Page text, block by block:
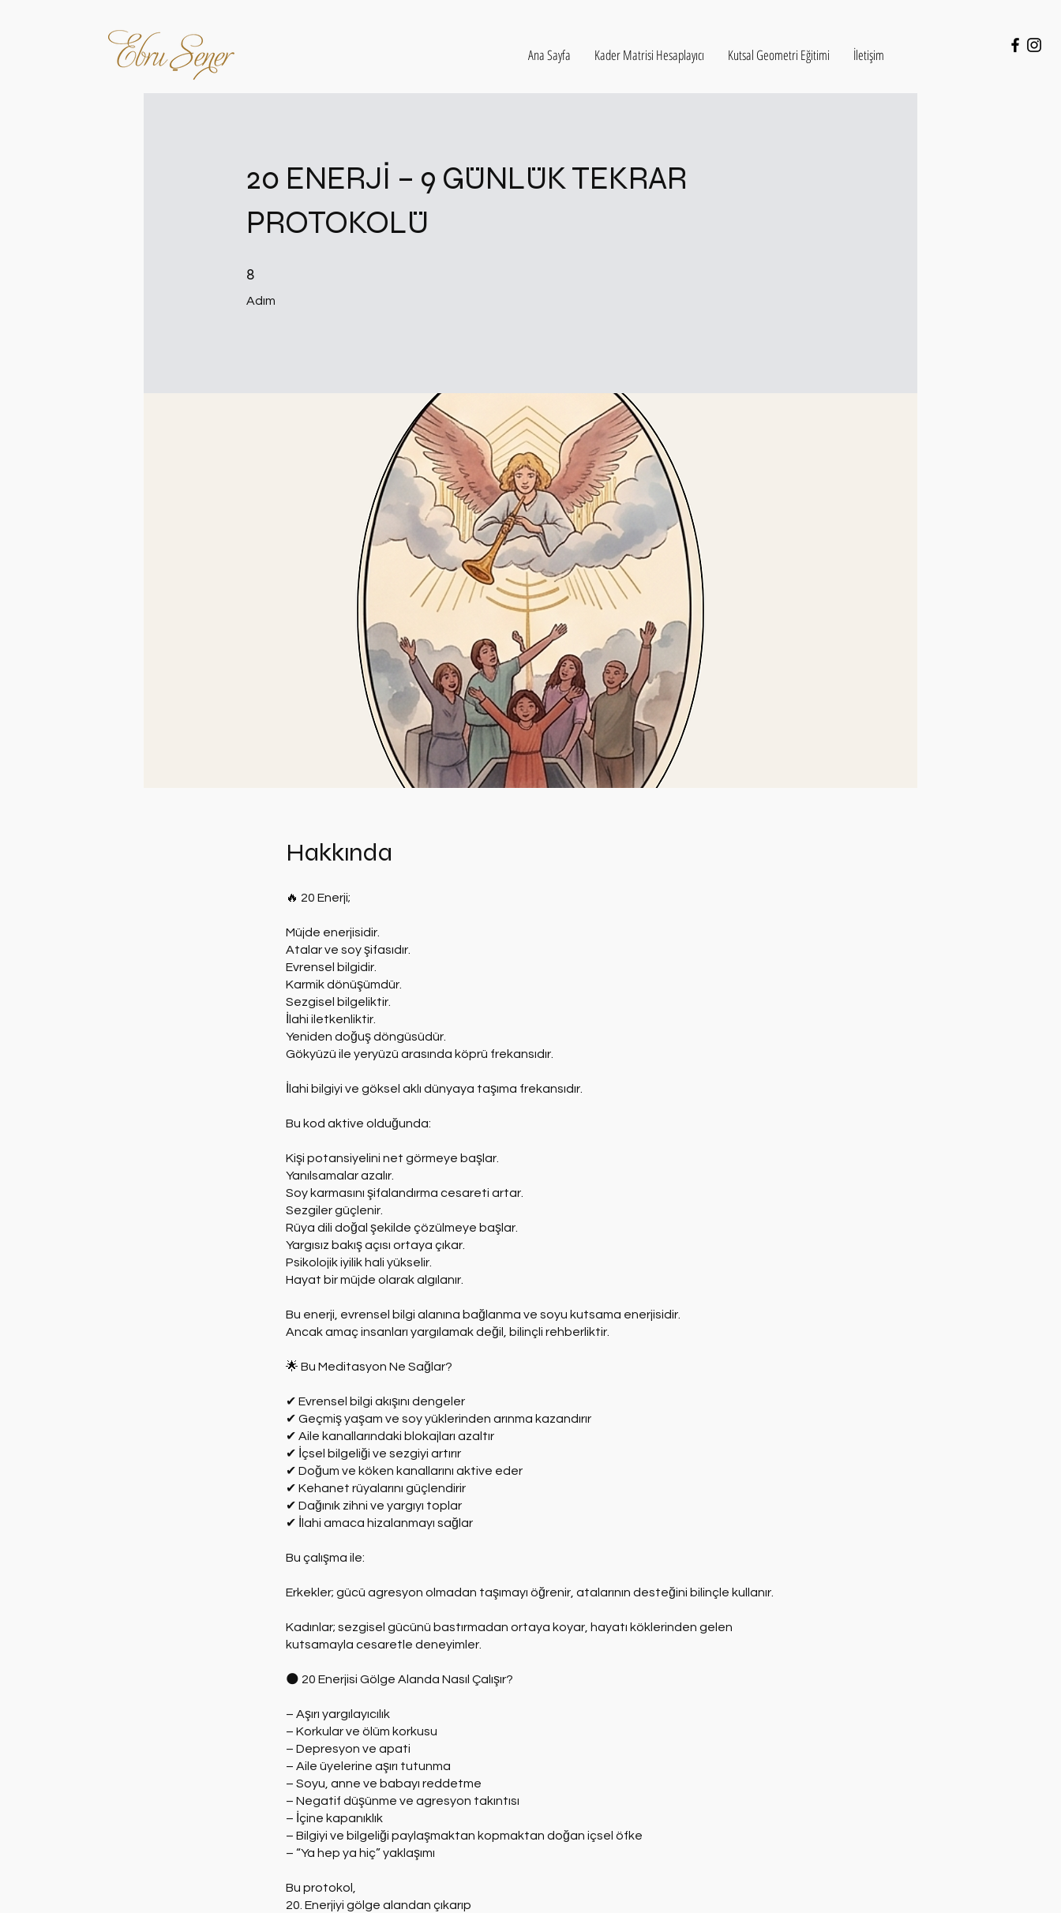
Ana Sayfa Kader Matrisi Hesaplayıcı Kutsal Geometri Eğitimi İletişim
20 ENERJİ – 9 GÜNLÜK TEKRAR
PROTOKOLÜ
8
Adım
8 Adım
Hakkında
🔥 20 Enerji;
Müjde enerjisidir.
Atalar ve soy şifasıdır.
Evrensel bilgidir.
Karmik dönüşümdür.
Sezgisel bilgeliktir.
İlahi iletkenliktir.
Yeniden doğuş döngüsüdür.
Gökyüzü ile yeryüzü arasında köprü frekansıdır.
İlahi bilgiyi ve göksel aklı dünyaya taşıma frekansıdır.
Bu kod aktive olduğunda:
Kişi potansiyelini net görmeye başlar.
Yanılsamalar azalır.
Soy karmasını şifalandırma cesareti artar.
Sezgiler güçlenir.
Rüya dili doğal şekilde çözülmeye başlar.
Yargısız bakış açısı ortaya çıkar.
Psikolojik iyilik hali yükselir.
Hayat bir müjde olarak algılanır.
Bu enerji, evrensel bilgi alanına bağlanma ve soyu kutsama enerjisidir.
Ancak amaç insanları yargılamak değil, bilinçli rehberliktir.
🌟 Bu Meditasyon Ne Sağlar?
✔ Evrensel bilgi akışını dengeler
✔ Geçmiş yaşam ve soy yüklerinden arınma kazandırır
✔ Aile kanallarındaki blokajları azaltır
✔ İçsel bilgeliği ve sezgiyi artırır
✔ Doğum ve köken kanallarını aktive eder
✔ Kehanet rüyalarını güçlendirir
✔ Dağınık zihni ve yargıyı toplar
✔ İlahi amaca hizalanmayı sağlar
Bu çalışma ile:
Erkekler; gücü agresyon olmadan taşımayı öğrenir, atalarının desteğini bilinçle kullanır.
Kadınlar; sezgisel gücünü bastırmadan ortaya koyar, hayatı köklerinden gelen
kutsamayla cesaretle deneyimler.
🌑 20 Enerjisi Gölge Alanda Nasıl Çalışır?
– Aşırı yargılayıcılık
– Korkular ve ölüm korkusu
– Depresyon ve apati
– Aile üyelerine aşırı tutunma
– Soyu, anne ve babayı reddetme
– Negatif düşünme ve agresyon takıntısı
– İçine kapanıklık
– Bilgiyi ve bilgeliği paylaşmaktan kopmaktan doğan içsel öfke
– “Ya hep ya hiç” yaklaşımı
Bu protokol,
20. Enerjiyi gölge alandan çıkarıp